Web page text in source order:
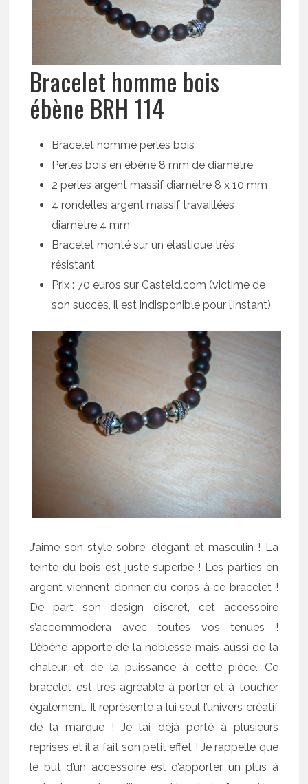
Bracelet homme bois
ébène BRH 114
Bracelet homme perles bois
Perles bois en ébène 8 mm de diamètre
2 perles argent massif diamètre 8 x 10 mm
4 rondelles argent massif travaillées
diamètre 4 mm
Bracelet monté sur un élastique très
résistant
Prix : 70 euros sur Casteld.com (victime de
son succès, il est indisponible pour l’instant)
J’aime son style sobre, élégant et masculin ! La
teinte du bois est juste superbe ! Les parties en
argent viennent donner du corps à ce bracelet !
De part son design discret, cet accessoire
s’accommodera avec toutes vos tenues !
L’ébène apporte de la noblesse mais aussi de la
chaleur et de la puissance à cette pièce. Ce
bracelet est très agréable à porter et à toucher
également. Il représente à lui seul l’univers créatif
de la marque ! Je l’ai déjà porté à plusieurs
reprises et il a fait son petit effet ! Je rappelle que
le but d’un accessoire est d’apporter un plus à